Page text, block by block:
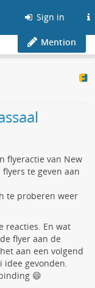
Sign in
Mention
flyeractie van New
te geven aan
te proberen weer
reacties. En wat
flyer aan de
aan een volgend
idee gevonden.
😄